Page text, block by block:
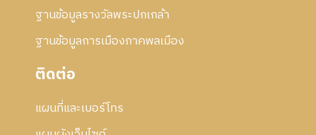
ฐานข้อมูลรางวัลพระปกเกล้า
ฐานข้อมูลการเมืองภาคพลเมือง
ติดต่อ
แผนที่และเบอร์โทร